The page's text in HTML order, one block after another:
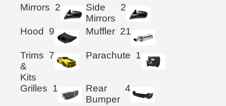
Mirrors 2
Side
Mirrors
2
Hood 9 Muffler 21
Trims
&
Kits
7 Parachute 1
Grilles 1
Rear
Bumper
4